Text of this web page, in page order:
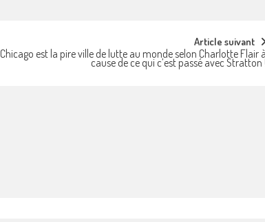
Article suivant
Chicago est la pire ville de lutte au monde selon Charlotte Flair
cause de ce qui c’est passé avec Stratton